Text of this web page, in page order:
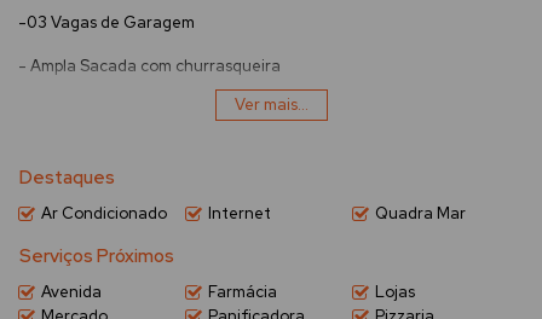
-03 Vagas de Garagem
- Ampla Sacada com churrasqueira
- Wi-Fi
Ver mais...
Destaques
Ar Condicionado Internet Quadra Mar
Serviços Próximos
Avenida Farmácia
Lojas